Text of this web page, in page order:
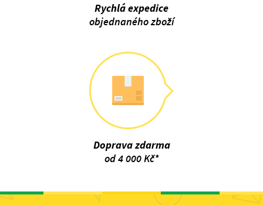
Rychlá expedice
objednaného zboží
Doprava zdarma
od 4 000 Kč*